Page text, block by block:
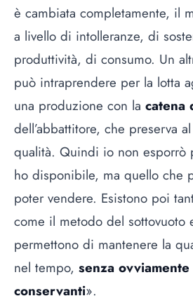
è cambiata completamente, il
a livello di intolleranze, di
produttività, di consumo. Un
può intraprendere per la lotta
una produzione con la catena
dell’abbattitore, che preserva
qualità. Quindi io non esporrò
ho disponibile, ma quello che
poter vendere. Esistono poi
come il metodo del sottovuoto
permettono di mantenere la
nel tempo, senza
conservanti».